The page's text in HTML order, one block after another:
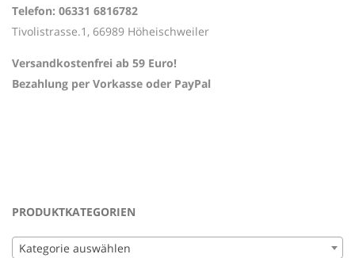
Telefon: 06331 6816782
Tivolistrasse.1, 66989 Höheischweiler
Versandkostenfrei ab 59 Euro!
Bezahlung per Vorkasse oder PayPal
PRODUKTKATEGORIEN
Kategorie auswählen